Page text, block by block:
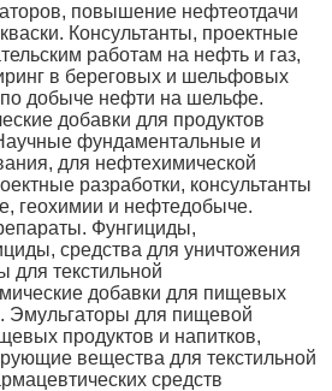
повышение нефтеотдачи
Консультанты, проектные
работам на нефть и газ,
в береговых и шельфовых
добыче нефти на шельфе.
добавки для продуктов
фундаментальные и
для нефтехимической
разработки, консультанты
геохимии и нефтедобыче.
Фунгициды,
средства для уничтожения
для текстильной
добавки для пищевых
Эмульгаторы для пищевой
продуктов и напитков,
вещества для текстильной
средств